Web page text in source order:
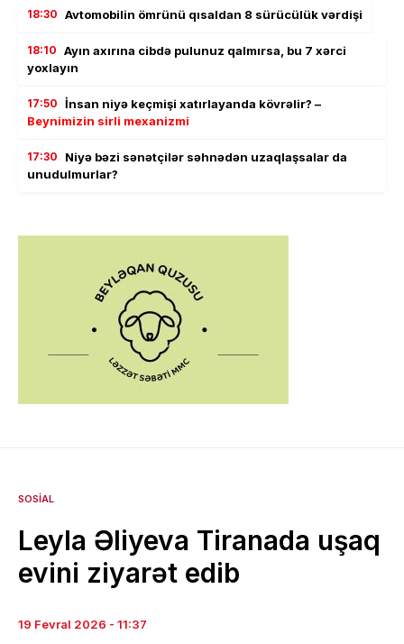
18:30 Avtomobilin ömrünü qısaldan 8 sürücülük vərdişi
18:10 Ayın axırına cibdə pulunuz qalmırsa, bu 7 xərci
yoxlayın
17:50 İnsan niyə keçmişi xatırlayanda kövrəlir? –
Beynimizin sirli mexanizmi
17:30
Niyə bəzi sənətçilər səhnədən uzaqlaşsalar da
unudulmurlar?
SOSIAL
Leyla Əliyeva Tiranada uşaq
evini ziyarət edib
19 Fevral 2026 - 11:37